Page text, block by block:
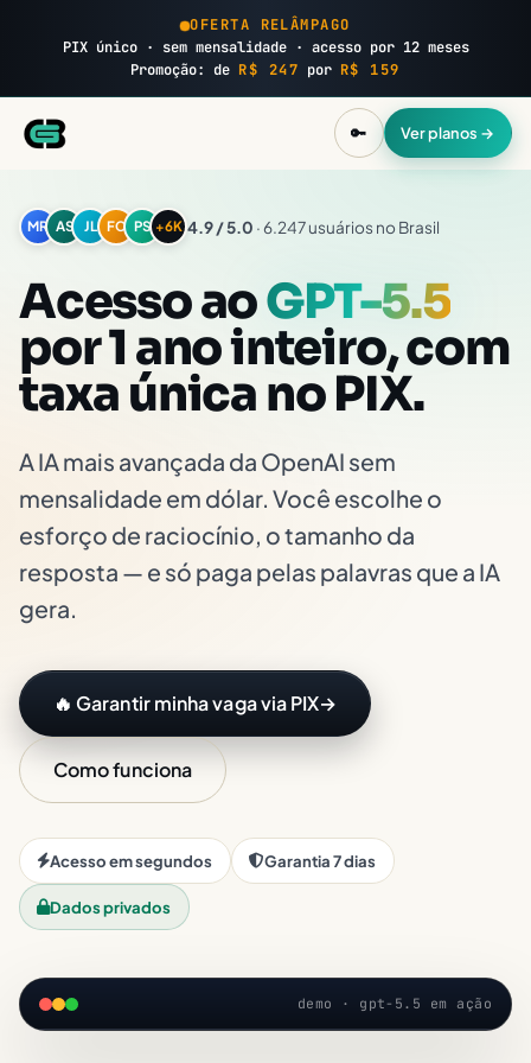
OFERTA RELÂMPAGO
PIX único · sem mensalidade · acesso por 12 meses
Promoção: de R$ 247 por R$ 159
🔑 Ver planos →
MR AS JL FC PS +6K 4.9 / 5.0 · 6.247 usuários no Brasil
Acesso aoGPT-5.5
por 1 ano inteiro, com
taxa única no PIX.
A IA mais avançada da OpenAI sem
mensalidade em dólar. Você escolhe o
esforço de raciocínio, o tamanho da
resposta — e só paga pelas palavras que a IA
gera.
🔥 Garantir minha vaga via PIX→
Como funciona
Acesso em segundos Garantia 7 dias
Dados privados
demo · gpt-5.5 em ação